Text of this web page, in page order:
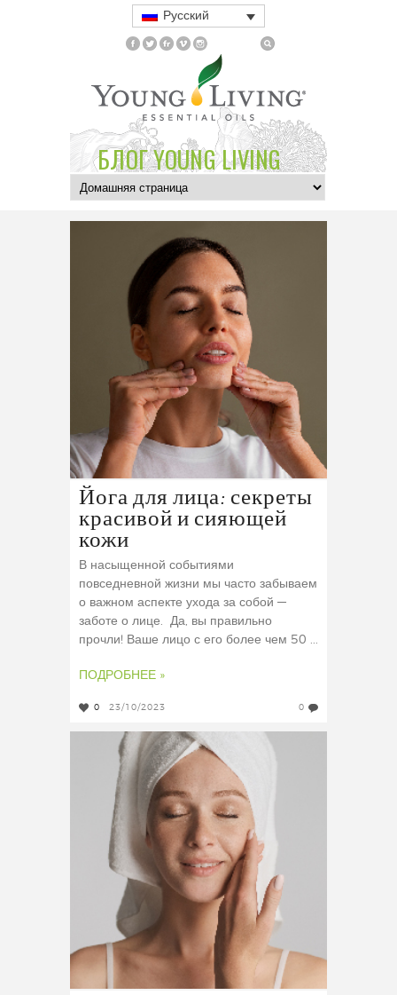
Русский
БЛОГ YOUNG LIVING
Йога для лица: секреты
красивой и сияющей
кожи
В насыщенной событиями
повседневной жизни мы часто забываем
о важном аспекте ухода за собой —
заботе о лице. Да, вы правильно
прочли! Ваше лицо с его более чем 50 ...
ПОДРОБНЕЕ »
0 23/10/2023 0